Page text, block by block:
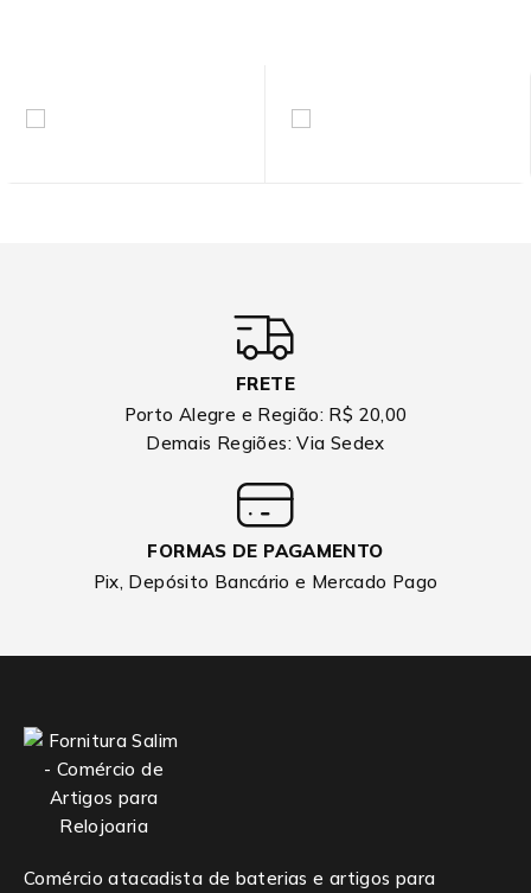
FRETE
Porto Alegre e Região: R$ 20,00
Demais Regiões: Via Sedex
FORMAS DE PAGAMENTO
Pix, Depósito Bancário e Mercado Pago
Comércio atacadista de baterias e artigos para